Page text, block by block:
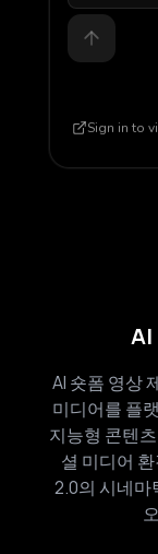
Sign in to
AI
AI 숏폼 영상
미디어를 플
지능형 콘텐
셜 미디어
2.0의 시네마